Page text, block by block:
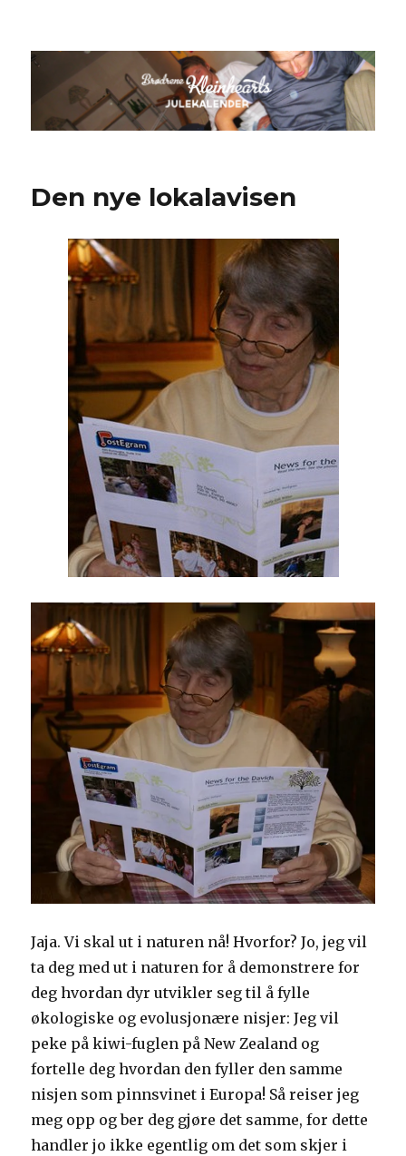
Kleinheart 2
Den nye lokalavisen
Jaja. Vi skal ut i naturen nå! Hvorfor? Jo, jeg vil
ta deg med ut i naturen for å demonstrere for
deg hvordan dyr utvikler seg til å fylle
økologiske og evolusjonære nisjer: Jeg vil
peke på kiwi-fuglen på New Zealand og
fortelle deg hvordan den fyller den samme
nisjen som pinnsvinet i Europa! Så reiser jeg
meg opp og ber deg gjøre det samme, for dette
handler jo ikke egentlig om det som skjer i